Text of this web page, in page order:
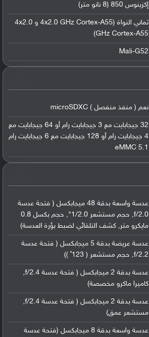
إكزينوس 850 (8 نانو متر)
ثماني النواة (4x2.0 GHz Cortex-A55 و 4x2.0
GHz Cortex-A55)
Mali-G52
نعم ( منفذ منفصل ) microSDXC
32 جيجابايت مع 3 جيجابايت رام أو 64 جيجابايت مع
4 جيجابايت رام أو 128 جيجابايت مع 6 جيجابايت رام
eMMC 5.1
عدسة واسعة بدقة 48 ميجابكسل ( فتحة عدسة
f/2.0, حجم مستشعر 1/2.0", حجم بكسل 0.8
مايكرو متر, كشف التلقائي لضبط بؤرة العدسة)
عدسة عريضة بدقة 5 ميجابكسل ( فتحة عدسة
f/2.2, حجم مستشعر ( 123˚ ))
عدسة بدقة 2 ميجابكسل ( فتحة عدسة f/2.4,
كاميرا ماكرو مخصصة)
عدسة بدقة 2 ميجابكسل ( فتحة عدسة f/2.4,
مستشعر عمق)
عدسة واسعة بدقة 8 ميجابكسل (فتحة عدسة